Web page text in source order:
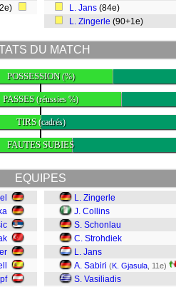
L. Jans (84e)
L. Zingerle (90+1e)
DU MATCH
POSSESSION(%)
PASSES(réussies %)
TIRS(cadrés)
FAUTES SUBIES
EQUIPES
L. Zingerle
J. Collins
S. Schonlau
C. Strohdiek
L. Jans
A. Sabiri (K. Gjasula , 11e)
S. Vasiliadis